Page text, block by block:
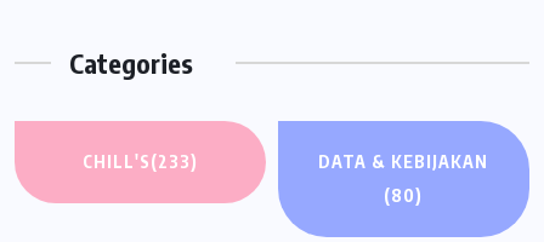
Categories
CHILL'S(233)
DATA & KEBIJAKAN
(80)